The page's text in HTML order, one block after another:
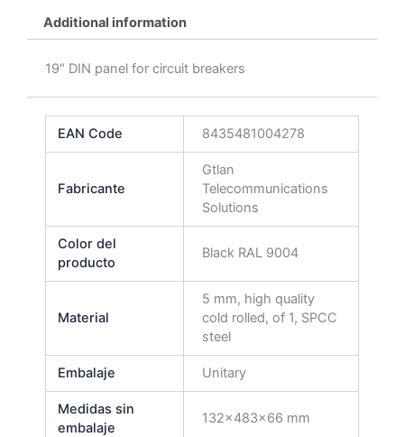
Additional information
19″ DIN panel for circuit breakers
EAN Code 8435481004278
Fabricante
Gtlan
Telecommunications
Solutions
Color del
producto
Black RAL 9004
Material
5 mm, high quality
cold rolled, of 1, SPCC
steel
Embalaje Unitary
Medidas sin
embalaje
132x483x66 mm